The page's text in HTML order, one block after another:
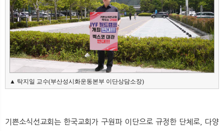
▲ 탁지일 교수(부산성시화운동본부 이단상담소장)
기쁜소식선교회는 한국교회가 구원파 이단으로 규정한 단체로, 다양